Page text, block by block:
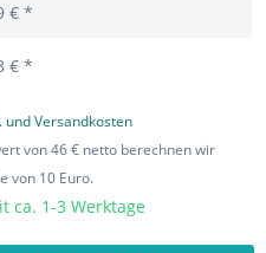
€ *
€ *
Versandkosten
von 46 € netto berechnen wir
von 10 Euro.
ca. 1-3 Werktage